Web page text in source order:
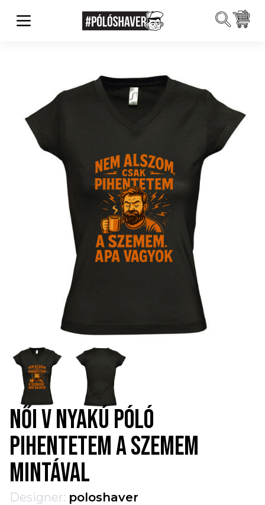
NŐI V NYAKÚ PÓLÓ
PIHENTETEM A SZEMEM
MINTÁVAL
Designer: poloshaver